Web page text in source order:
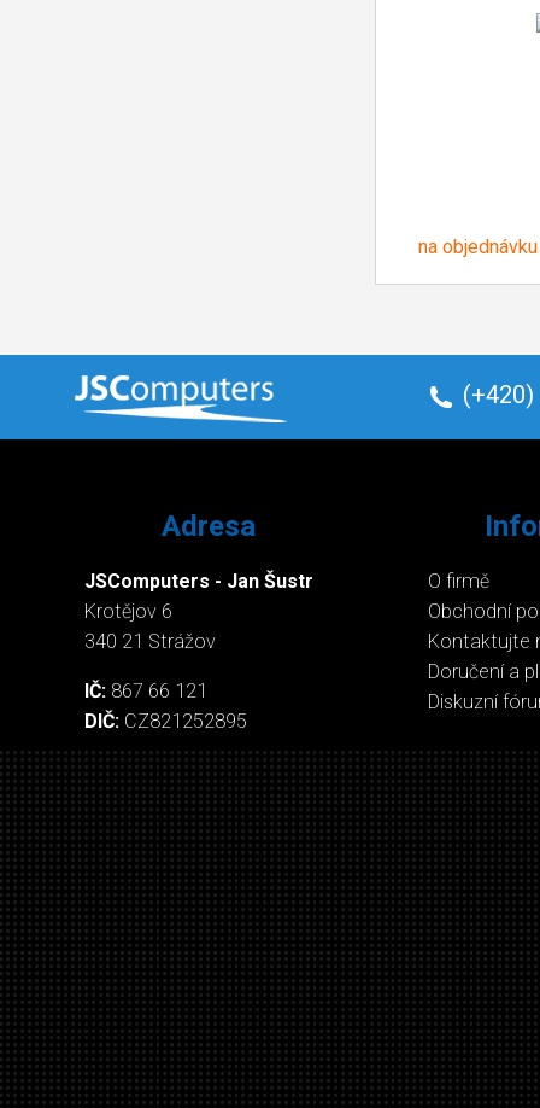
na objednávku
(+420)
Adresa
JSComputers - Jan Šustr
Krotějov 6
340 21 Strážov
IČ: 867 66 121
DIČ: CZ821252895
O firmě
Obchodní
Kontaktujte
Doručení a
Diskuzní